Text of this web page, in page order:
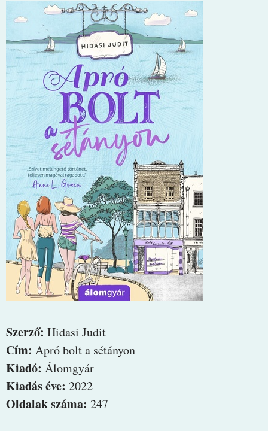
Szerző: Hidasi Judit
Cím: Apró bolt a sétányon
Kiadó: Álomgyár
Kiadás éve: 2022
Oldalak száma: 247